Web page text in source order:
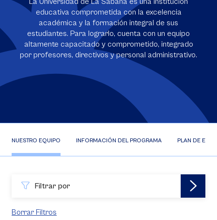
educativa comprometida con la excelencia
académica y la formación integral de sus
estudiantes. Para lograrlo, cuenta con un equipo
altamente capacitado y comprometido, integrado
por profesores, directivos y personal administrativo.
NUESTRO EQUIPO INFORMACIÓN DEL PROGRAMA PLAN DE
Filtrar por
Borrar Filtros